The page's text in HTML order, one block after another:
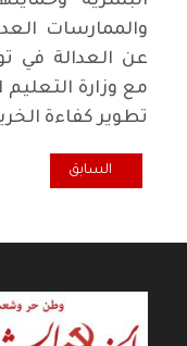
والممارسات
عن العدالة في
مع وزارة
تطوير كفاءة
المقال السابق:
السابق